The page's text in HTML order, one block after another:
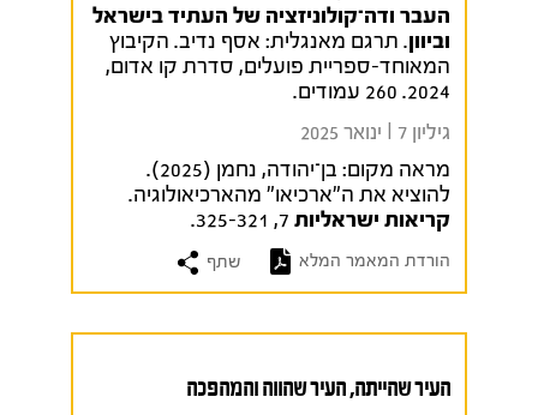
העבר ודה־קולוניזציה של העתיד בישראל
וביוון. תרגם מאנגלית: אסף נדיב. הקיבוץ
המאוחד-ספריית פועלים, סדרת קו אדום,
2024. 260 עמודים.
גיליון 7 I ינואר 2025
מראה מקום:
בן־יהודה, נחמן (2025).
להוציא את ה"ארכיאו" מהארכיאולוגיה.
קריאות ישראליות
הורדת המאמר המלא שתף
העיר שהייתה, העיר שהווה והמהפכה